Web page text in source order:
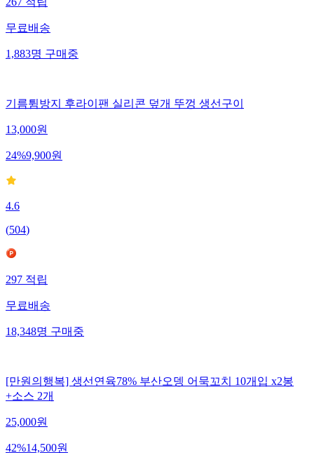
무료배송
1,883명 구매중
기름튐방지 후라이팬 실리콘 덮개 뚜껑 생선구이
13,000원
24%9,900원
4.6
(504)
297 적립
무료배송
18,348명 구매중
[만원의행복] 생선연육78% 부산오뎅 어묵꼬치 10개입 x2봉
+소스 2개
25,000원
42%14,500원